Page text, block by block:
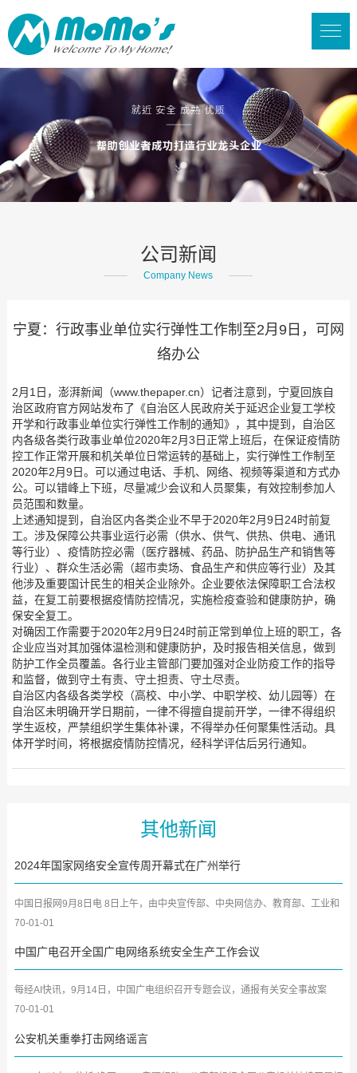
公司新闻
Company News
宁夏：行政事业单位实行弹性工作制至2月9日，可网
络办公
2月1日，澎湃新闻（www.thepaper.cn）记者注意到，宁夏回族自
治区政府官方网站发布了《自治区人民政府关于延迟企业复工学校
开学和行政事业单位实行弹性工作制的通知》，其中提到，自治区
内各级各类行政事业单位2020年2月3日正常上班后，在保证疫情防
控工作正常开展和机关单位日常运转的基础上，实行弹性工作制至
2020年2月9日。可以通过电话、手机、网络、视频等渠道和方式办
公。可以错峰上下班，尽量减少会议和人员聚集，有效控制参加人
员范围和数量。
上述通知提到，自治区内各类企业不早于2020年2月9日24时前复
工。涉及保障公共事业运行必需（供水、供气、供热、供电、通讯
等行业）、疫情防控必需（医疗器械、药品、防护品生产和销售等
行业）、群众生活必需（超市卖场、食品生产和供应等行业）及其
他涉及重要国计民生的相关企业除外。企业要依法保障职工合法权
益，在复工前要根据疫情防控情况，实施检疫查验和健康防护，确
保安全复工。
对确因工作需要于2020年2月9日24时前正常到单位上班的职工，各
企业应当对其加强体温检测和健康防护，及时报告相关信息，做到
防护工作全员覆盖。各行业主管部门要加强对企业防疫工作的指导
和监督，做到守土有责、守土担责、守土尽责。
自治区内各级各类学校（高校、中小学、中职学校、幼儿园等）在
自治区未明确开学日期前，一律不得擅自提前开学，一律不得组织
学生返校，严禁组织学生集体补课，不得举办任何聚集性活动。具
体开学时间，将根据疫情防控情况，经科学评估后另行通知。
其他新闻
2024年国家网络安全宣传周开幕式在广州举行
中国日报网9月8日电 8日上午，由中央宣传部、中央网信办、教育部、工业和
信息化部、公安部、中国...
70-01-01
中国广电召开全国广电网络系统安全生产工作会议
每经AI快讯，9月14日，中国广电组织召开专题会议，通报有关安全事故案
例，结合中秋、国庆节日重要...
70-01-01
公安机关重拳打击网络谣言